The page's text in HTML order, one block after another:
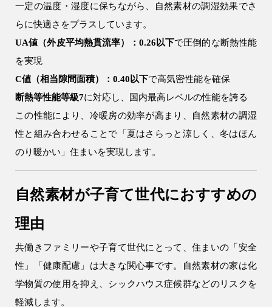
一定の温度・湿度に保ちながら、自然素材の調湿効果でさ
らに快適さをプラスしています。
UA値（外皮平均熱貫流率）：0.26以下で圧倒的な断熱性能
を実現
C値（相当隙間面積）：0.40以下で高気密性能を確保
断熱等性能等級7に対応し、国内最高レベルの性能を誇る
この性能により、冷暖房の効率が高まり、自然素材の調湿
性と組み合わせることで「夏はさらっと涼しく、冬はほん
のり暖かい」住まいを実現します。
自然素材が子育て世代におすすめの
理由
共働きファミリーや子育て世代にとって、住まいの「安全
性」「健康配慮」は大きな関心事です。自然素材の家は化
学物質の使用を抑え、シックハウス症候群などのリスクを
軽減します。
ブログ・コラム スタッフ紹介